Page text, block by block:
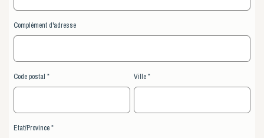
Complément d'adresse
Code postal Ville
Etat/Province